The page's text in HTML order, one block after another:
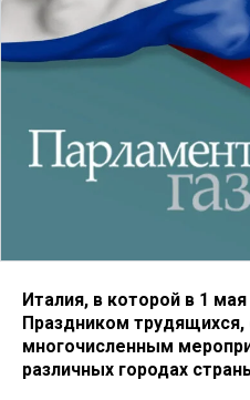
Италия, в которой в 1
Праздником трудящихся,
многочисленным
различных городах